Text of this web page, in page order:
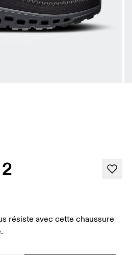
résiste avec cette chaussure